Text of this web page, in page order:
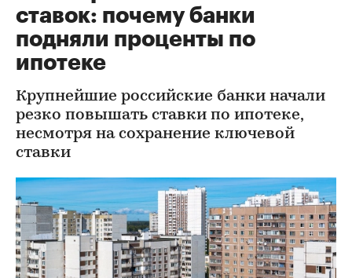
ставок: почему банки
подняли проценты по
ипотеке
Крупнейшие российские банки начали
резко повышать ставки по ипотеке,
несмотря на сохранение ключевой
ставки